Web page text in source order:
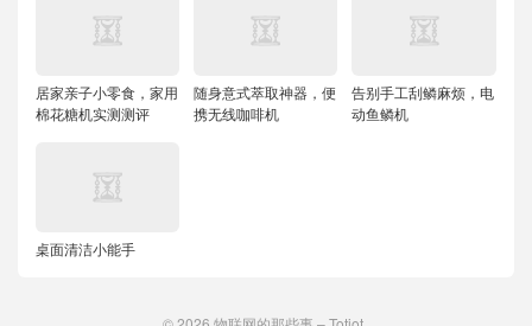
居家亲子小零食，家用
棉花糖机实测测评
随身意式萃取神器，便
携无线咖啡机
告别手工刮鳞麻烦，电
动鱼鳞机
桌面清洁小能手